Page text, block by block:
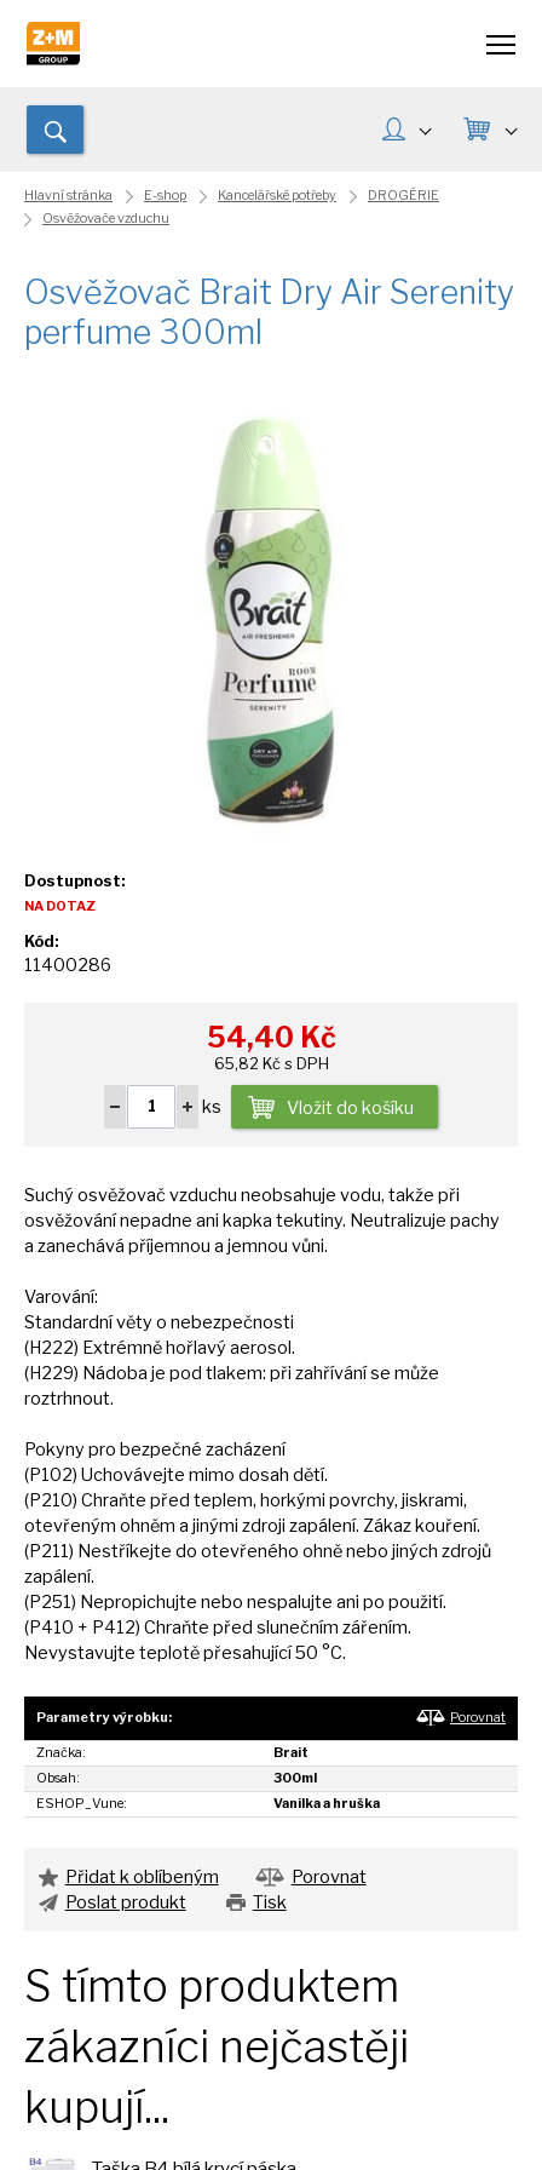
Hlavní stránka E-shop Kancelářské potřeby
DROGÉRIE
Osvěžovače vzduchu
Osvěžovač Brait Dry Air Serenity
perfume 300ml
Dostupnost:
NA DOTAZ
Kód:
11400286
54,40 Kč
65,82 Kč s DPH
ks Vložit do košíku
Suchý osvěžovač vzduchu neobsahuje vodu, takže při
osvěžování nepadne ani kapka tekutiny. Neutralizuje pachy
a zanechává příjemnou a jemnou vůni.
Varování:
Standardní větyo nebezpečnosti
(H222) Extrémně hořlavý aerosol.
(H229) Nádoba je pod tlakem: při zahříváníse může
roztrhnout.
Pokyny pro bezpečné zacházení
(P102) Uchovávejte mimo dosah dětí.
(P210) Chraňte před teplem, horkými povrchy, jiskrami,
otevřeným ohněm a jinými zdroji zapálení. Zákaz kouření.
(P211) Nestříkejte do otevřeného ohně nebo jiných zdrojů
zapálení.
(P251) Nepropichujte nebo nespalujte ani po použití.
(P410 + P412) Chraňte před slunečním zářením.
Nevystavujte teplotě přesahující50 °C.
Parametry výrobku: Porovnat
Značka:
Brait
Obsah:
300ml
ESHOP_Vune:
Vanilka a hruška
Přidat k oblíbeným
Porovnat
Poslat produkt
Tisk
S tímto produktem
zákazníci nejčastěji
kupují...